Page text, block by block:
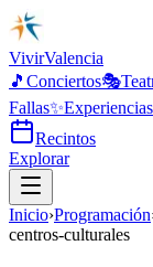
VivirValencia
🎵 Conciertos🎭
Fallas✨Experiencias
Recintos
Explorar
Inicio›Programación
centros-culturales